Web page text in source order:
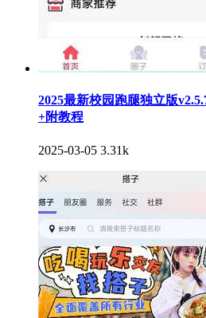
2025最新校园跑腿独立版
+附教程
2025-03-05 3.31k